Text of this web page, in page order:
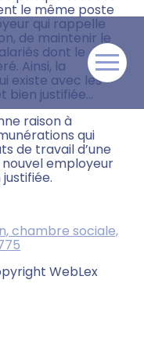
le même poste
qui rappelle
de maintenir le
dont le
Ainsi, la
existe avec les
bien justifiée…
raison à
qui
de travail d’une
employeur
chambre sociale,
WebLex